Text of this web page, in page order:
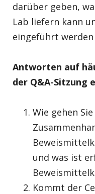
darüber geben,
Lab liefern kann
eingeführt werden
Antworten auf
der Q&A-Sitzung
Wie gehen
und was ist
Kommt der